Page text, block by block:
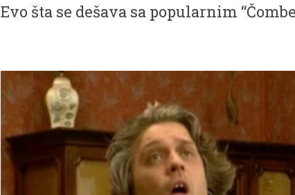
Evo šta se dešava sa popularnim